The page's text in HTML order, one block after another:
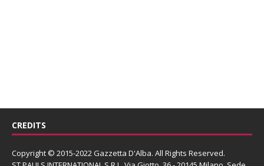
CREDITS
Copyright © 2015-2022 Gazzetta D'Alba. All Rights Reserved.